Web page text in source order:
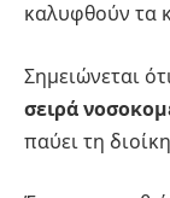
καλυφθούν τα
Σημειώνεται
σειρά
παύει τη